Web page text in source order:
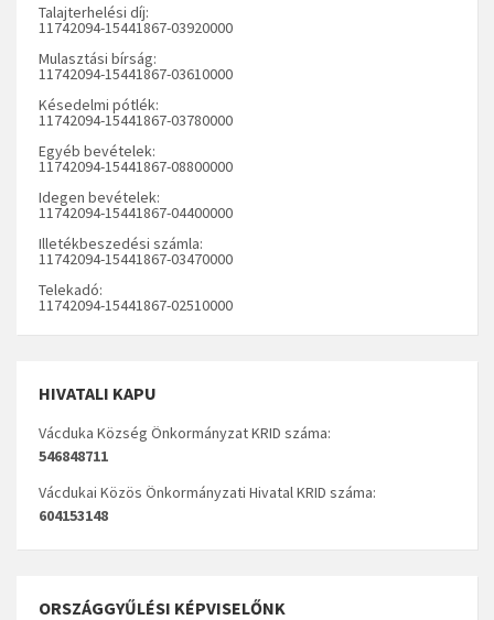
Talajterhelési díj:
11742094-15441867-03920000
Mulasztási bírság:
11742094-15441867-03610000
Késedelmi pótlék:
11742094-15441867-03780000
Egyéb bevételek:
11742094-15441867-08800000
Idegen bevételek:
11742094-15441867-04400000
Illetékbeszedési számla:
11742094-15441867-03470000
Telekadó:
11742094-15441867-02510000
HIVATALI KAPU
Vácduka Község Önkormányzat KRID száma:
546848711
Vácdukai Közös Önkormányzati Hivatal KRID száma:
604153148
ORSZÁGGYŰLÉSI KÉPVISELŐNK